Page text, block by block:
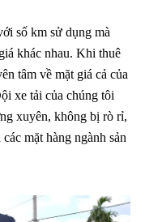
số km sử dụng mà
khác nhau. Khi thuê
tâm về mặt giá cả của
xe tải của chúng tôi
xuyên, không bị rò rỉ,
mặt hàng ngành sản